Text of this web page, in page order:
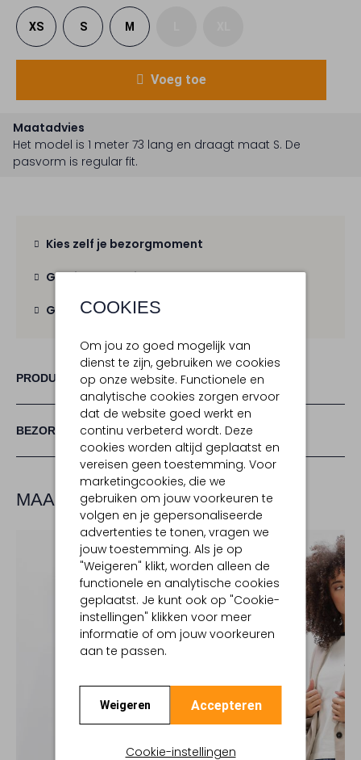
COOKIES
Om jou zo goed mogelijk van
dienst te zijn, gebruiken we cookies
op onze website. Functionele en
analytische cookies zorgen ervoor
dat de website goed werkt en
continu verbeterd wordt. Deze
cookies worden altijd geplaatst en
vereisen geen toestemming. Voor
marketingcookies, die we
gebruiken om jouw voorkeuren te
volgen en je gepersonaliseerde
advertenties te tonen, vragen we
jouw toestemming. Als je op
"Weigeren" klikt, worden alleen de
functionele en analytische cookies
geplaatst. Je kunt ook op "Cookie-
instellingen" klikken voor meer
informatie of om jouw voorkeuren
aan te passen.
Weigeren Accepteren
Cookie-instellingen
XS S M
Voeg toe
Maatadvies
Het model is 1 meter 73 lang en draagt maat S. De
pasvorm is regular fit.
Kies zelf je bezorgmoment
Gratis verzendingvanaf € 100,-
Gratis retourbinnen 30 dagen
PRODUCT INFORMATIE
BEZORGEN & RETOURNEREN
MAAK JE LOOK COMPLEET